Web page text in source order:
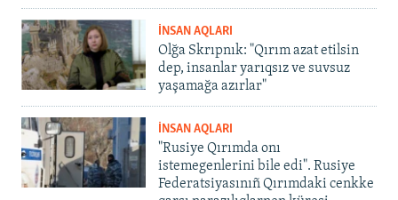
İNSAN AQLARI
Olğa Skrıpnık: "Qırım azat etilsin
dep, insanlar yarıqsız ve suvsuz
yaşamağa azırlar"
İNSAN AQLARI
"Rusiye Qırımda onı
istemegenlerini bile edi". Rusiye
Federatsiyasınıñ Qırımdaki cenkke